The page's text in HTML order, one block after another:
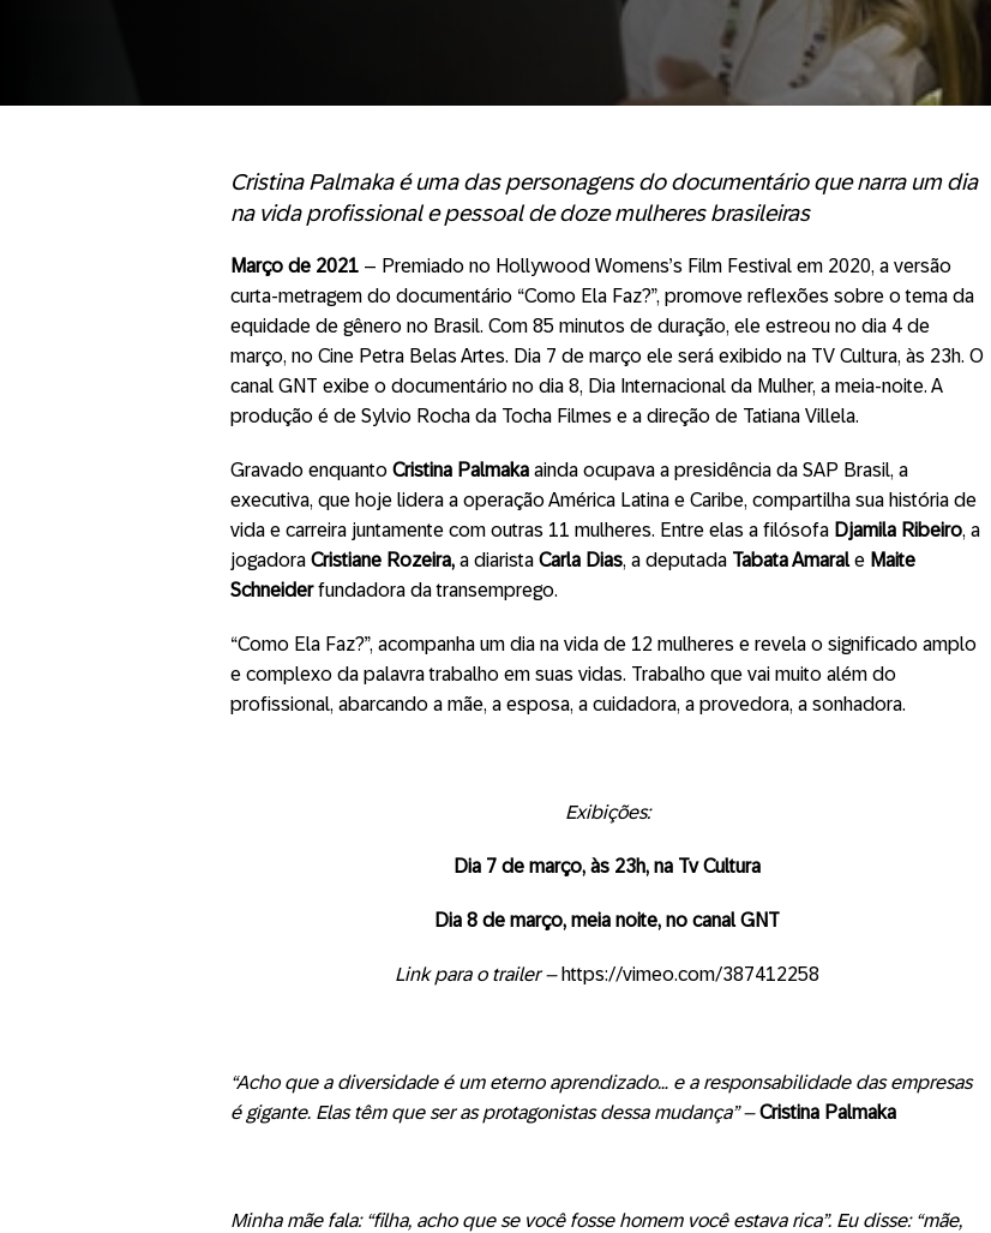
Cristina Palmaka é uma das personagens do documentário que narra um dia
na vida profissional e pessoal de doze mulheres brasileiras
Março de 2021 – Premiado no Hollywood Womens’s Film Festival em 2020, a versão
curta-metragem do documentário “Como Ela Faz?”, promove reflexões sobre o tema da
equidade de gênero no Brasil. Com 85 minutos de duração, ele estreou no dia 4 de
março, no Cine Petra Belas Artes. Dia 7 de março ele será exibido na TV Cultura, às 23h. O
canal GNT exibe o documentário no dia 8, Dia Internacional da Mulher, a meia-noite. A
produção é de Sylvio Rocha da Tocha Filmes e a direção de Tatiana Villela.
Gravado enquanto Cristina Palmaka ainda ocupava a presidência da SAP Brasil, a
executiva, que hoje lidera a operação América Latina e Caribe, compartilha sua história de
vida e carreira juntamente com outras 11 mulheres. Entre elas a filósofa Djamila Ribeiro, a
jogadora Cristiane Rozeira, a diarista Carla Dias, a deputada Tabata Amarale Maite
Schneiderfundadora da transemprego.
“Como Ela Faz?”, acompanha um dia na vida de 12 mulheres e revela o significado amplo
e complexo da palavra trabalho em suas vidas. Trabalho que vai muito além do
profissional, abarcando a mãe, a esposa, a cuidadora, a provedora, a sonhadora.
Exibições:
Dia 7 de março, às 23h, na Tv Cultura
Dia 8 de março, meia noite, no canal GNT
Link para o trailer – https://vimeo.com/387412258
“Acho que a diversidade é um eterno aprendizado… e a responsabilidade das empresas
é gigante. Elas têm que ser as protagonistas dessa mudança” –Cristina Palmaka
Minha mãe fala: “filha, acho que se você fosse homem você estava rica”. Eu disse: “mãe,